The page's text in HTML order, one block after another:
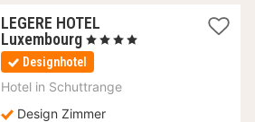
LEGERE HOTEL
Luxembourg 1
Nacht
ab
124
, 4 Sterne
Designhotel
Hotel in Schuttrange
Design Zimmer